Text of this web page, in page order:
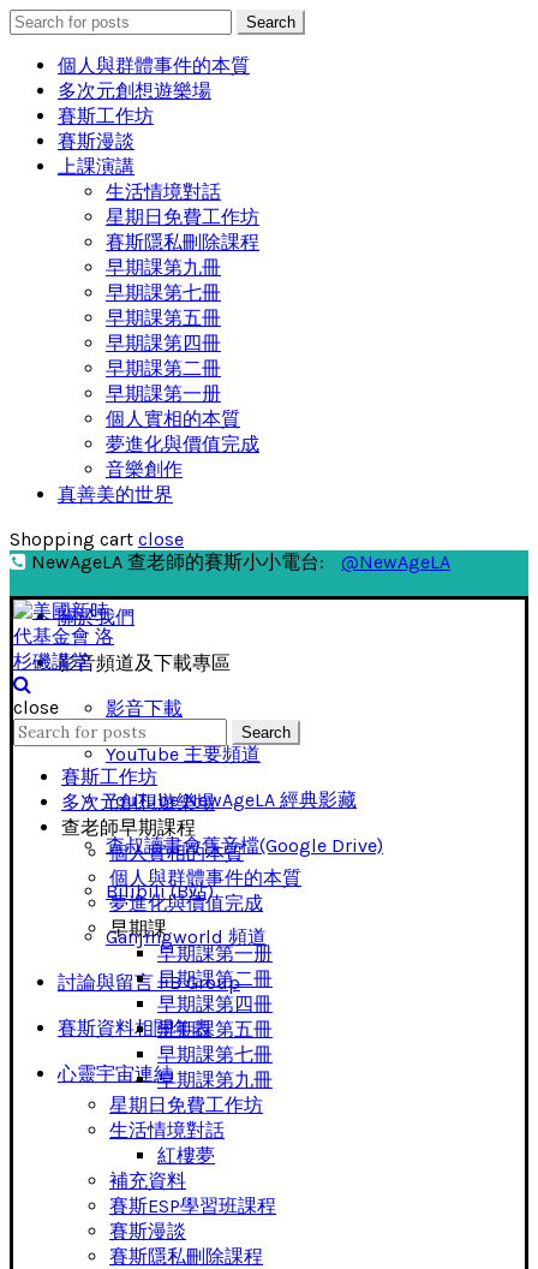
Search
for:
Search
個人與群體事件的本質
多次元創想遊樂場
賽斯工作坊
賽斯漫談
上課演講
生活情境對話
星期日免費工作坊
賽斯隱私刪除課程
早期課第九冊
早期課第七冊
早期課第五冊
早期課第四冊
早期課第二冊
早期課第一册
個人實相的本質
夢進化與價值完成
音樂創作
真善美的世界
Shopping cart close
NewAgeLA 查老師的賽斯小小電台:
@NewAgeLA
關於我們
影音頻道及下載專區
影音下載
YouTube 主要頻道
YouTube NewAgeLA 經典影藏
查叔讀書會舊音檔(Google Drive)
Bilibili (B站)
Ganjingworld 頻道
討論與留言 FB Group
賽斯資料相關年表
心靈宇宙連結
close
Search
for:
Search
賽斯工作坊
多次元創想遊樂場
查老師早期課程
個人實相的本質
個人與群體事件的本質
夢進化與價值完成
早期課
早期課第一册
早期課第二冊
早期課第四冊
早期課第五冊
早期課第七冊
早期課第九冊
星期日免費工作坊
生活情境對話
紅樓夢
補充資料
賽斯ESP學習班課程
賽斯漫談
賽斯隱私刪除課程